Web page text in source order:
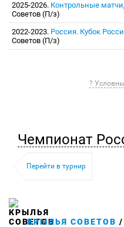
2025-2026. Контрольные матчи
Советов (П/з)
2022-2023. Россия. Кубок
Советов (П/з)
?
Чемпионат
Перейти в турнир
КРЫЛЬЯ СОВЕТОВ /